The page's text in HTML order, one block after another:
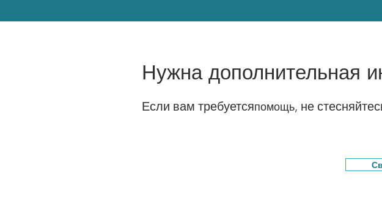
Нужна дополнительная
Если вам требуетсяпомощь, не